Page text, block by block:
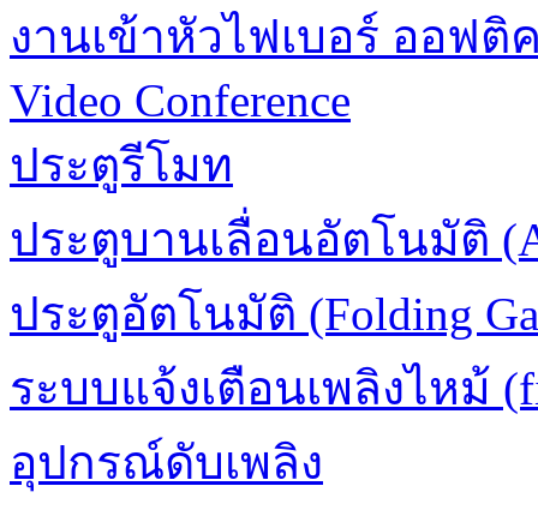
งานเข้าหัวไฟเบอร์ ออฟติ
Video Conference
ประตูรีโมท
ประตูบานเลื่อนอัตโนมัติ
ประตูอัตโนมัติ (Folding
ระบบแจ้งเตือนเพลิงไหม้
อุปกรณ์ดับเพลิง